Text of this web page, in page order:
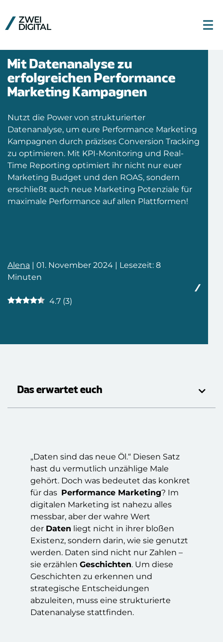
Mit Datenanalyse zu
erfolgreichen Performance
Marketing Kampagnen
Nutzt die Power von strukturierter
Datenanalyse, um eure Performance Marketing
Kampagnen durch präzises Conversion Tracking
zu optimieren. Mit KPI-Monitoring und Real-
Time Reporting optimiert ihr nicht nur euer
Marketing Budget und den ROAS, sondern
erschließt auch neue Marketing Potenziale für
maximale Performance auf allen Plattformen!
Alena | 01. November 2024 | Lesezeit: 8
Minuten
4.7 (3)
Das erwartet euch
„Daten sind das neue Öl.“ Diesen Satz
hast du vermutlich unzählige Male
gehört. Doch was bedeutet das konkret
für das Performance Marketing? Im
digitalen Marketing ist nahezu alles
messbar, aber der wahre Wert
der Daten liegt nicht in ihrer bloßen
Existenz, sondern darin, wie sie genutzt
werden. Daten sind nicht nur Zahlen –
sie erzählen Geschichten. Um diese
Geschichten zu erkennen und
strategische Entscheidungen
abzuleiten, muss eine strukturierte
Datenanalyse stattfinden.